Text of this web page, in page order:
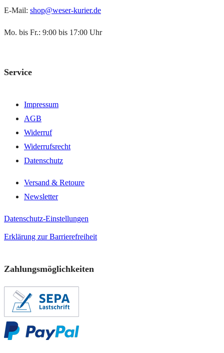
E-Mail: shop@weser-kurier.de
Mo. bis Fr.: 9:00 bis 17:00 Uhr
Service
Impressum
AGB
Widerruf
Widerrufsrecht
Datenschutz
Versand & Retoure
Newsletter
Datenschutz-Einstellungen
Erklärung zur Barrierefreiheit
Zahlungsmöglichkeiten